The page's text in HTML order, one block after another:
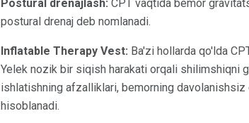
Postural drenajlash: CPT vaqtida bemor
postural drenaj deb nomlanadi.
Inflatable Therapy Vest: Ba'zi hollarda qo'lda
Yelek nozik bir siqish harakati orqali shilimshiqni
ishlatishning afzalliklari, bemorning
hisoblanadi.